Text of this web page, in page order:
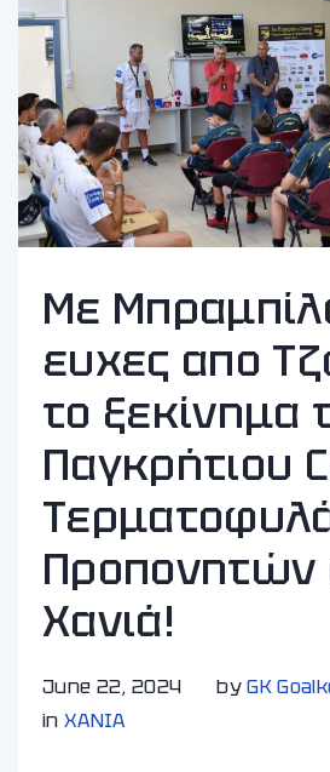
Με
ευχες απο
το ξεκίνημα
Παγκρήτιου
Προπονητών
Χανιά!
June 22, 2024 byGK
in ΧΑΝΙA